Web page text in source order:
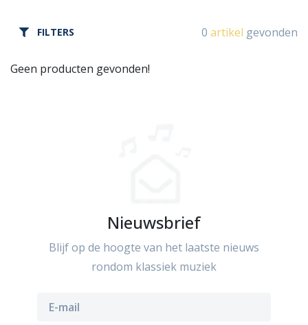
FILTERS 0 artikel gevonden
Geen producten gevonden!
Nieuwsbrief
Blijf op de hoogte van het laatste nieuws
rondom klassiek muziek